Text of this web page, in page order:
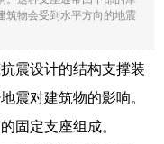
筑物会受到水平方向的地震
震设计的结构支撑装
震对建筑物的影响。
固定支座组成。